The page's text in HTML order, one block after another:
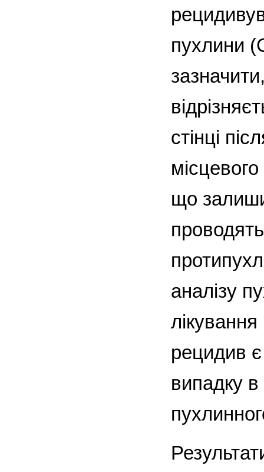
пухлини
стінці
що
аналізу
рецидив
випадку